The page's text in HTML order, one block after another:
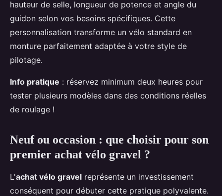
hauteur de selle, longueur de potence et angle du
guidon selon vos besoins spécifiques. Cette
personnalisation transforme un vélo standard en
monture parfaitement adaptée à votre style de
pilotage.
Info pratique : réservez minimum deux heures pour
tester plusieurs modèles dans des conditions réelles
de roulage !
Neuf ou occasion : que choisir pour son
premier achat vélo gravel ?
L'achat vélo gravel représente un investissement
conséquent pour débuter cette pratique polyvalente.